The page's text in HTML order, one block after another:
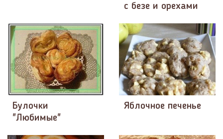
с безе и орехами
Булочки
"Любимые"
Яблочное печенье